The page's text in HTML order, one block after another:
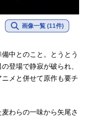
画像一覧 (11件)
中とのこと。とうとう
登場で静寂が破られ、
メと併せて原作も要チ
わらの一味から矢尾さ